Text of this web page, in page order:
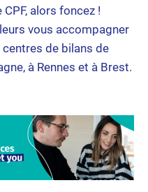
alors foncez !
vous accompagner
de bilans de
à Rennes et à Brest.